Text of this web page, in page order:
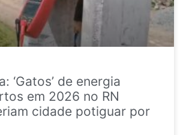
‘Gatos’ de energia
em 2026 no RN
cidade potiguar por